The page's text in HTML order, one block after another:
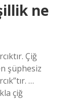
ne
Çiğ
şüphesiz
…
çiğ